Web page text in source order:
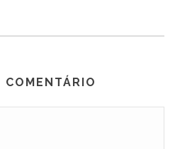
COMENTÁRIO